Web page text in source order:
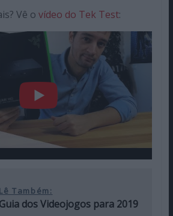
Vê o vídeo do Tek Test:
Lê Também:
Guia dos Videojogos para 2019